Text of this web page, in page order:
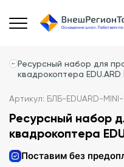
Ресурсный набор для
квадрокоптера
Артикул: БЛБ-EDUARD-MINI-
Ресурсный набор
квадрокоптера
Поставим без